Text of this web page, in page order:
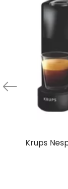
Krups